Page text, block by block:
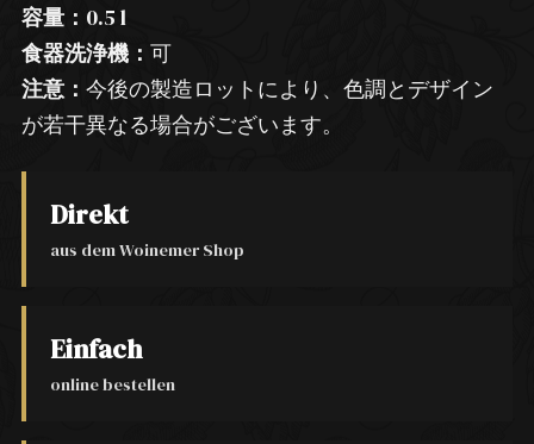
容量： 0.5 l
食器洗浄機： 可
注意： 今後の製造ロットにより、色調とデザイン
が若干異なる場合がございます。
Direkt
aus dem Woinemer Shop
Einfach
online bestellen